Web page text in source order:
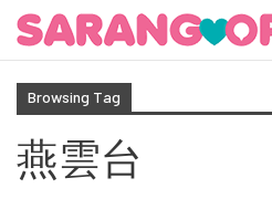
Browsing Tag
燕雲台